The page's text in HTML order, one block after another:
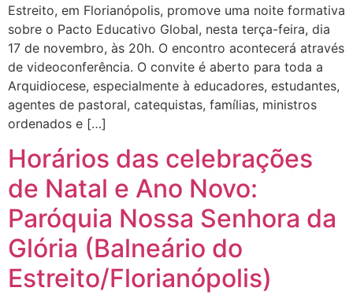
Estreito, em Florianópolis, promove uma noite formativa
sobre o Pacto Educativo Global, nesta terça-feira, dia
17 de novembro, às 20h. O encontro acontecerá através
de videoconferência. O convite é aberto para toda a
Arquidiocese, especialmente à educadores, estudantes,
agentes de pastoral, catequistas, famílias, ministros
ordenados e […]
Horários das celebrações
de Natal e Ano Novo:
Paróquia Nossa Senhora da
Glória (Balneário do
Estreito/Florianópolis)